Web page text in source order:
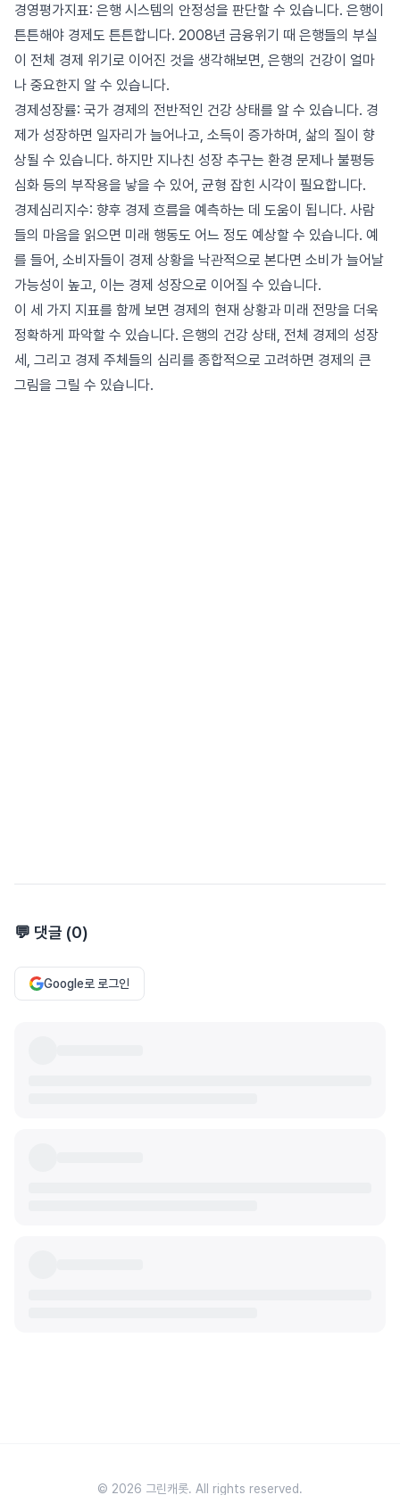
경영평가지표: 은행 시스템의 안정성을 판단할 수 있습니다. 은행이
튼튼해야 경제도 튼튼합니다. 2008년 금융위기 때 은행들의 부실
이 전체 경제 위기로 이어진 것을 생각해보면, 은행의 건강이 얼마
나 중요한지 알 수 있습니다.
경제성장률: 국가 경제의 전반적인 건강 상태를 알 수 있습니다. 경
제가 성장하면 일자리가 늘어나고, 소득이 증가하며, 삶의 질이 향
상될 수 있습니다. 하지만 지나친 성장 추구는 환경 문제나 불평등
심화 등의 부작용을 낳을 수 있어, 균형 잡힌 시각이 필요합니다.
경제심리지수: 향후 경제 흐름을 예측하는 데 도움이 됩니다. 사람
들의 마음을 읽으면 미래 행동도 어느 정도 예상할 수 있습니다. 예
를 들어, 소비자들이 경제 상황을 낙관적으로 본다면 소비가 늘어날
가능성이 높고, 이는 경제 성장으로 이어질 수 있습니다.
이 세 가지 지표를 함께 보면 경제의 현재 상황과 미래 전망을 더욱
정확하게 파악할 수 있습니다. 은행의 건강 상태, 전체 경제의 성장
세, 그리고 경제 주체들의 심리를 종합적으로 고려하면 경제의 큰
그림을 그릴 수 있습니다.
💬 댓글 (0)
Google로 로그인
© 2026 그린캐롯. All rights reserved.